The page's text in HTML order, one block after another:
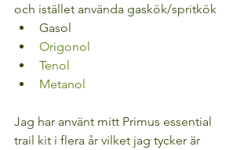
och istället använda gaskök/spritkök
Gasol
Origonol
Tenol
Metanol
Jag har använt mitt Primus essential
trail kit i flera år vilket jag tycker är